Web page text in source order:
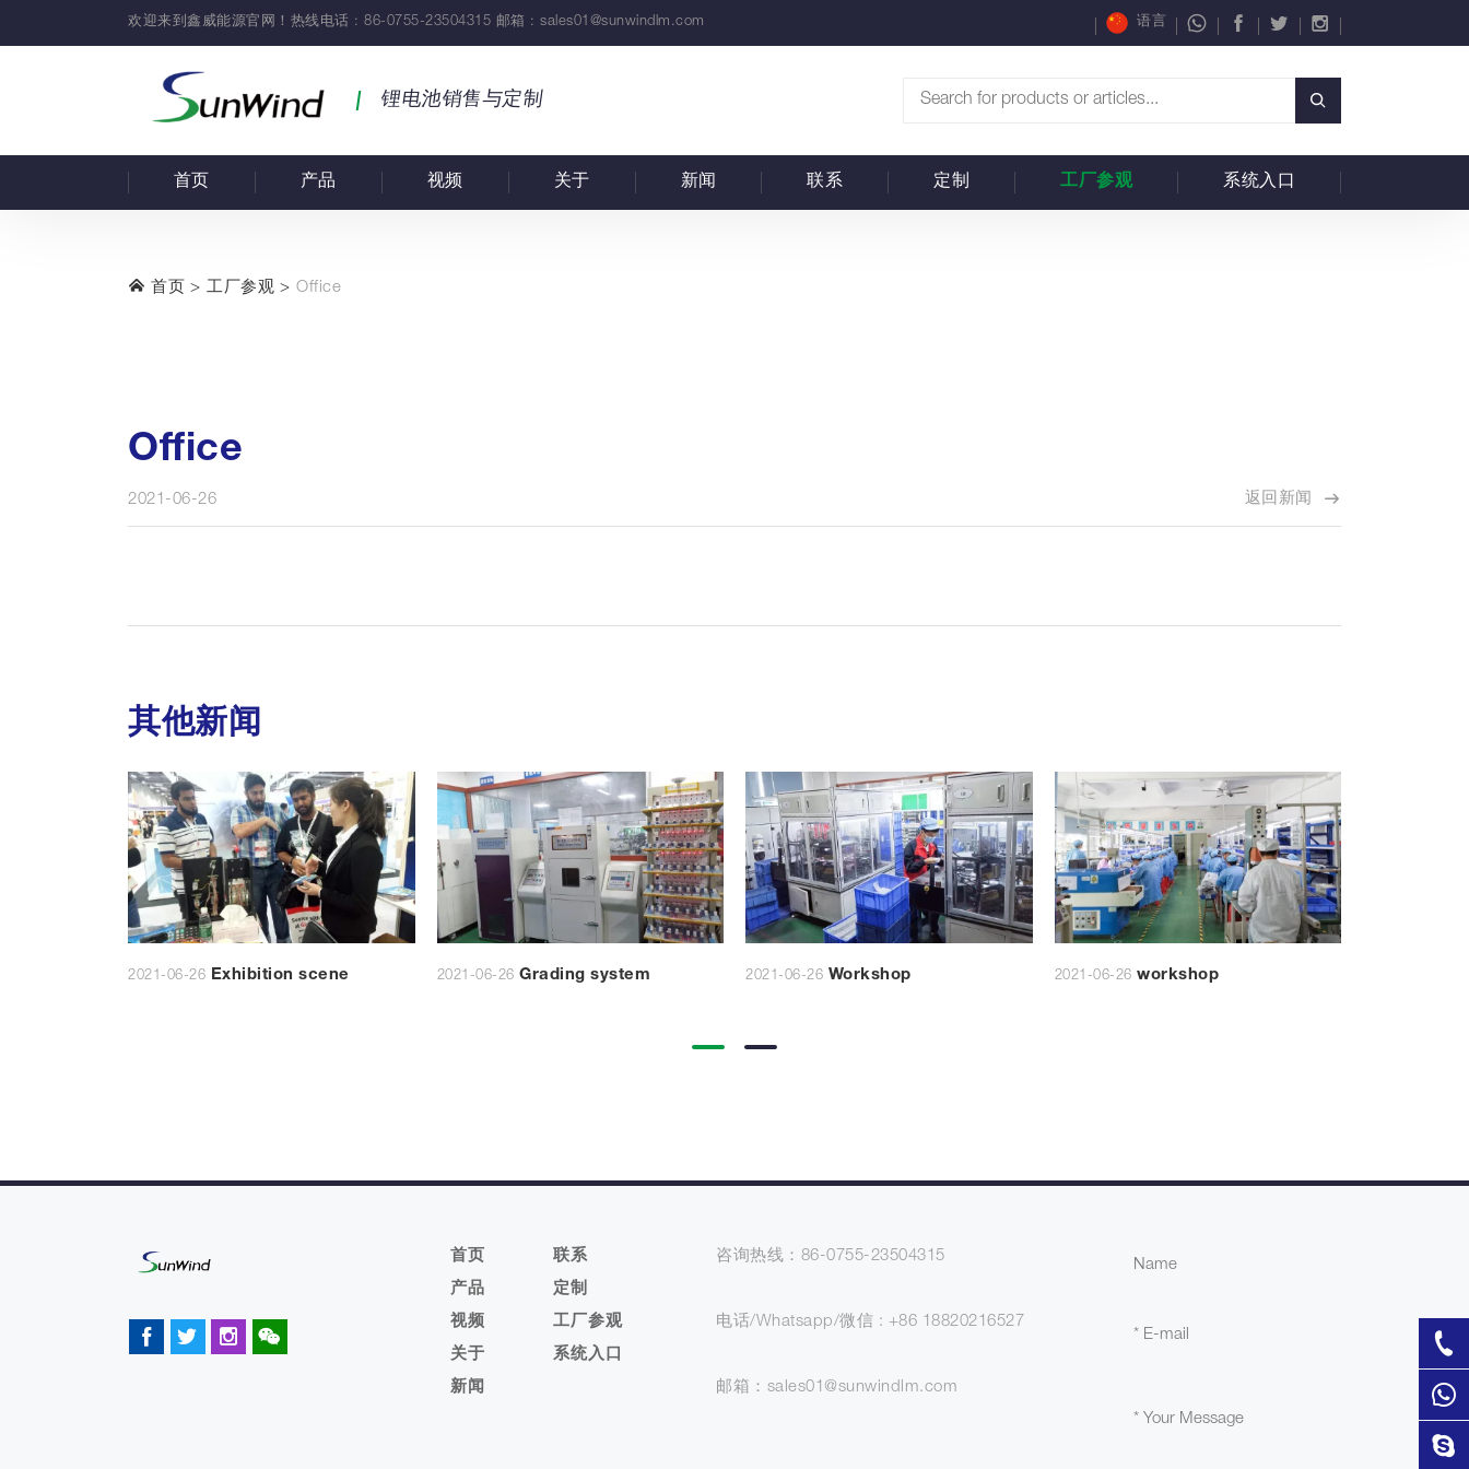
欢迎来到鑫威能源官网！热线电话 : 86-0755-23504315 邮箱 : sales01@sunwindlm.com 语言
锂电池销售与定制
首页 产品 视频 关于 新闻 联系 定制 工厂参观 系统入口
首页 工厂参观 Office
Office
2021-06-26 返回新闻
其他新闻
2021-06-26 Exhibition scene 2021-06-26 Grading system 2021-06-26 Workshop 2021-06-26 workshop
首页
产品
视频
关于
新闻
联系
定制
工厂参观
系统入口
咨询热线：86-0755-23504315
电话/Whatsapp/微信 : +86 18820216527
邮箱：sales01@sunwindlm.com